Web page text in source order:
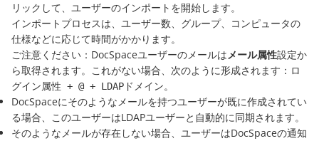
リックして、ユーザーのインポートを開始します。
インポートプロセスは、ユーザー数、グループ、コンピュータの
仕様などに応じて時間がかかります。
ご注意ください：DocSpaceユーザーのメールはメール属性設定か
ら取得されます。これがない場合、次のように形成されます： ロ
グイン属性 + @ + LDAPドメイン。
DocSpaceにそのようなメールを持つユーザーが既に作成されてい
る場合、このユーザーはLDAPユーザーと自動的に同期されます。
そのようなメールが存在しない場合、ユーザーはDocSpaceの通知